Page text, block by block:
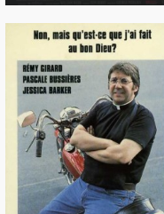
Le chemin de
Damas